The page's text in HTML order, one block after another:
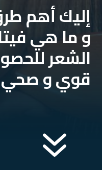
إليك أهم
و ما هي
الشعر
قوي و صحي
7